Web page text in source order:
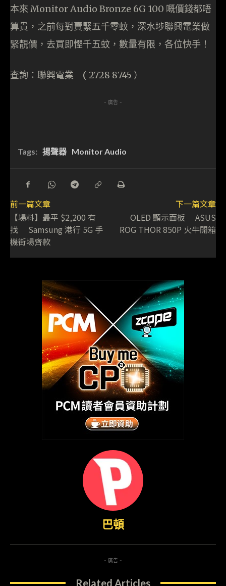
本來 Monitor Audio Bronze 6G 100 嘅價錢都唔
算貴，之前每對賣緊五千零蚊，深水埗聯興電業做
緊靚價，去買即慳千五蚊，數量有限，各位快手！
查詢：聯興電業 ( 2728 8745 ）
- 廣告 -
Tags: 揚聲器 Monitor Audio
前一篇文章
【場料】最平 $2,200 有
找 Samsung 港行 5G 手
機街場齊款
下一篇文章
OLED 顯示面板 ASUS
ROG THOR 850P 火牛開箱
巴頓
- 廣告 -
Related Articles